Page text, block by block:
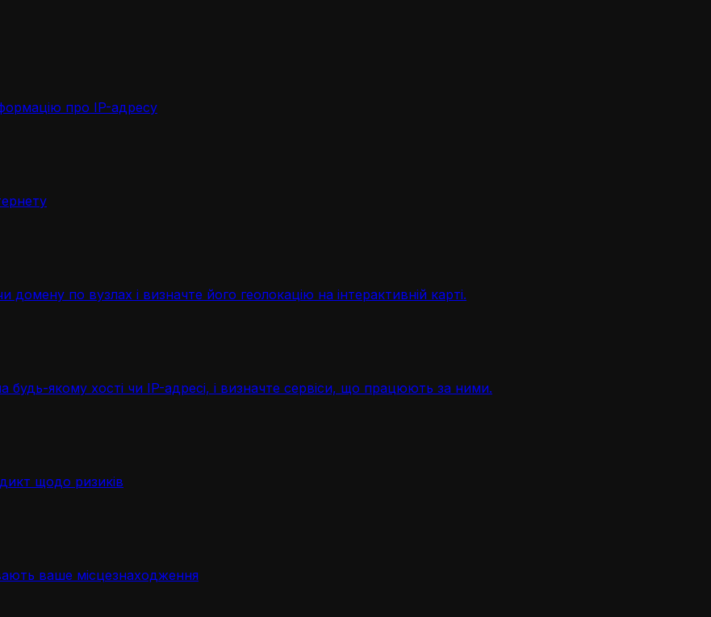
про IP-адресу
по вузлах і визначте його геолокацію на інтерактивній карті.
будь-якому хості чи IP-адресі, і визначте сервіси, що працюють за ними.
щодо ризиків
ваше місцезнаходження